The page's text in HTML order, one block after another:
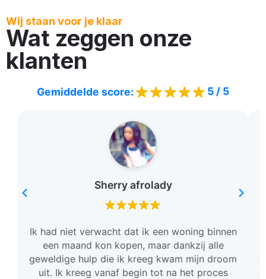
Wij staan voor je klaar
Wat zeggen onze
klanten
Gemiddelde score: 5 / 5
Sherry afrolady
Ik had niet verwacht dat ik een woning binnen
een maand kon kopen, maar dankzij alle
geweldige hulp die ik kreeg kwam mijn droom
uit. Ik kreeg vanaf begin tot na het proces